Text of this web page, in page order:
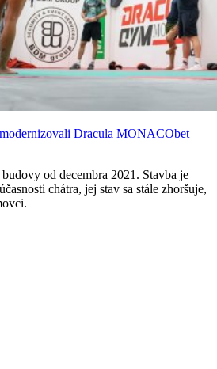
Dracula MONACObet
od decembra 2021. Stavba je
chátra, jej stav sa stále zhoršuje,